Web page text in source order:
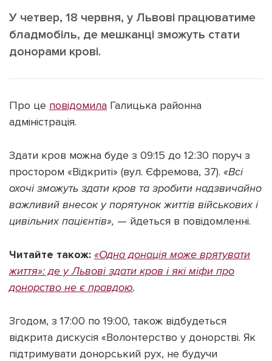
Погляди
Ініціативи
Лонгріди
[email protected] Реклама на сайті
Наші соц мережі
Підтримати dyvys.info
У четвер, 18 червня, у Львові працюватиме
бладмобіль, де мешканці зможуть стати
донорами крові.
Про це повідомила Галицька районна
адміністрація.
Здати кров можна буде з 09:15 до 12:30 поруч з
простором «Відкриті» (вул. Єфремова, 37). «Всі
охочі зможуть здати кров та зробити надзвичайно
важливий внесок у порятунок життів військових і
цивільних пацієнтів», — йдеться в повідомленні.
Читайте також: «Одна донація може врятувати
життя»: де у Львові здати кров і які міфи про
донорство не є правдою.
Згодом, з 17:00 по 19:00, також відбудеться
відкрита дискусія «Волонтерство у донорстві. Як
підтримувати донорський рух, не будучи